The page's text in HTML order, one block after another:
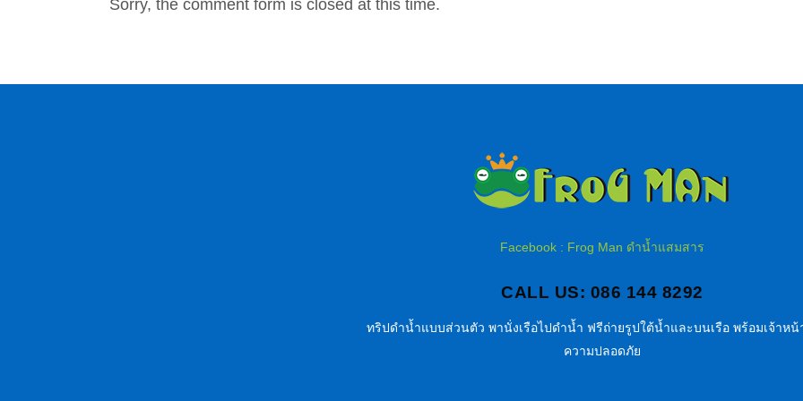
Sorry, the comment form is closed at this time.
Facebook : Frog Man ดำน้ำแสมสาร
CALL US: 086 144 8292
ทริปดำน้ำแบบส่วนตัว พานั่งเรือไปดำน้ำ ฟรีถ่ายรูปใต้น้ำและบนเรือ พร้อมเจ้าห
ความปลอดภัย